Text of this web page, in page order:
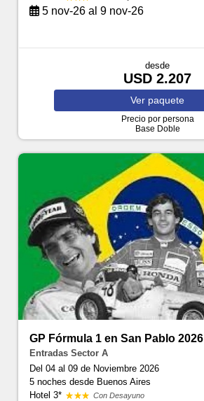
5 nov-26 al 9 nov-26
desde
USD 2.207
Ver paquete
Precio por persona
Base Doble
GP Fórmula 1 en San Pablo 2026
Entradas Sector A
Del 04 al 09 de Noviembre 2026
5 nochesdesde Buenos Aires
Hotel 3*
Con Desayuno